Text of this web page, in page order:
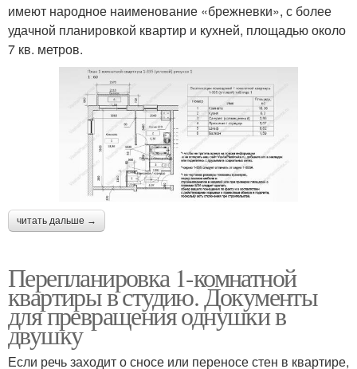
имеют народное наименование «брежневки», с более
удачной планировкой квартир и кухней, площадью около
7 кв. метров.
читать дальше →
Перепланировка 1-комнатной
квартиры в студию. Документы
для превращения однушки в
двушку
Если речь заходит о сносе или переносе стен в квартире,